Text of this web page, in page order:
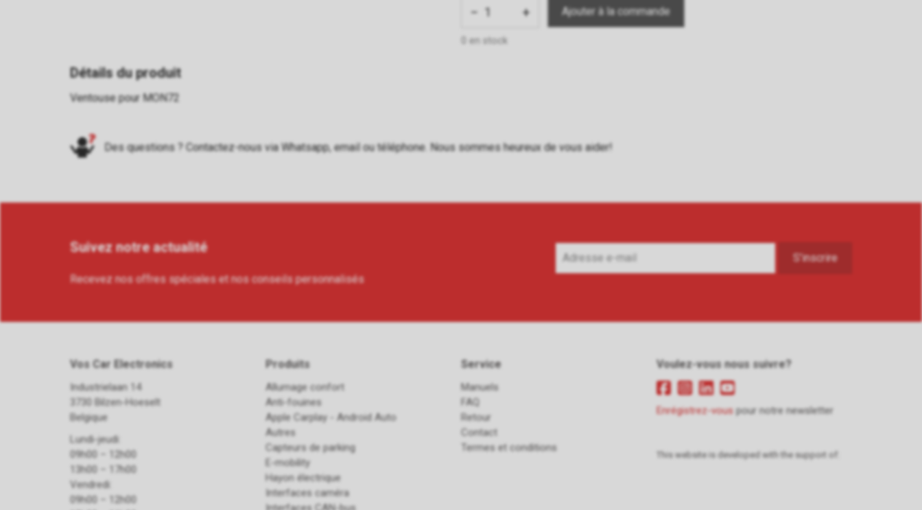
− +
0 en stock
Détails du produit
Ventouse pour MON72
Des questions ? Contactez-nous via Whatsapp,emailoutéléphone. Nous sommes heureux de vous aider!
Suivez notre actualité
Recevez nos offres spéciales et nos conseils personnalisés
Vos Car Electronics
Industrielaan 14
3730 Bilzen-Hoeselt
Belgique
Lundi-jeudi:
09h00 – 12h00
13h00 – 17h00
Vendredi:
09h00 – 12h00
Produits
Allumage confort
Anti-fouines
Apple Carplay - Android Auto
Autres
Capteurs de parking
E-mobility
Hayon électrique
Interfaces caméra
Service
Manuels
FAQ
Retour
Contact
Termes et conditions
Voulez-vous nous suivre?
Enrégistrez-vouspour notre newsletter
This website is developed with the support of: